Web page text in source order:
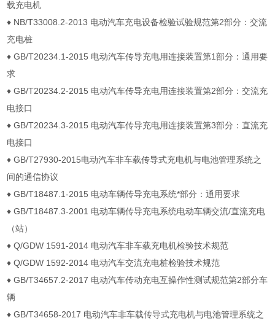
载充电机
♦ NB/T33008.2-2013 电动汽车充电设备检验试验规范第2部分：交流
充电桩
♦ GB/T20234.1-2015 电动汽车传导充电用连接装置第1部分：通用要
求
♦ GB/T20234.2-2015 电动汽车传导充电用连接装置第2部分：交流充
电接口
♦ GB/T20234.3-2015 电动汽车传导充电用连接装置第3部分：直流充
电接口
♦ GB/T27930-2015电动汽车非车载传导式充电机与电池管理系统之
间的通信协议
♦ GB/T18487.1-2015 电动车辆传导充电系统*部分：通用要求
♦ GB/T18487.3-2001 电动车辆传导充电系统电动车辆交流/直流充电
（站）
♦ Q/GDW 1591-2014 电动汽车非车载充电机检验技术规范
♦ Q/GDW 1592-2014 电动汽车交流充电桩检验技术规范
♦ GB/T34657.2-2017 电动汽车传动充电互操作性测试规范第2部分车
辆
♦ GB/T34658-2017 电动汽车非车载传导式充电机与电池管理系统之